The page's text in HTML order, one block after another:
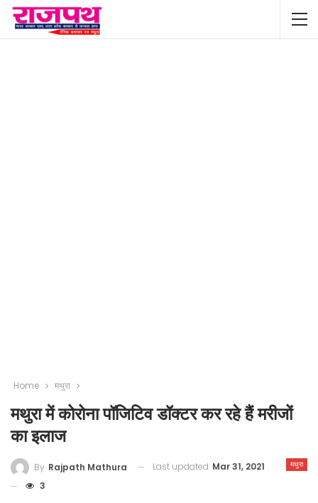
Home मथुरा
मथुरा में कोरोना पॉजिटिव डॉक्टर कर रहे हैं मरीजों
का इलाज
मथुरा
By Rajpath Mathura Last updated Mar 31, 2021
3